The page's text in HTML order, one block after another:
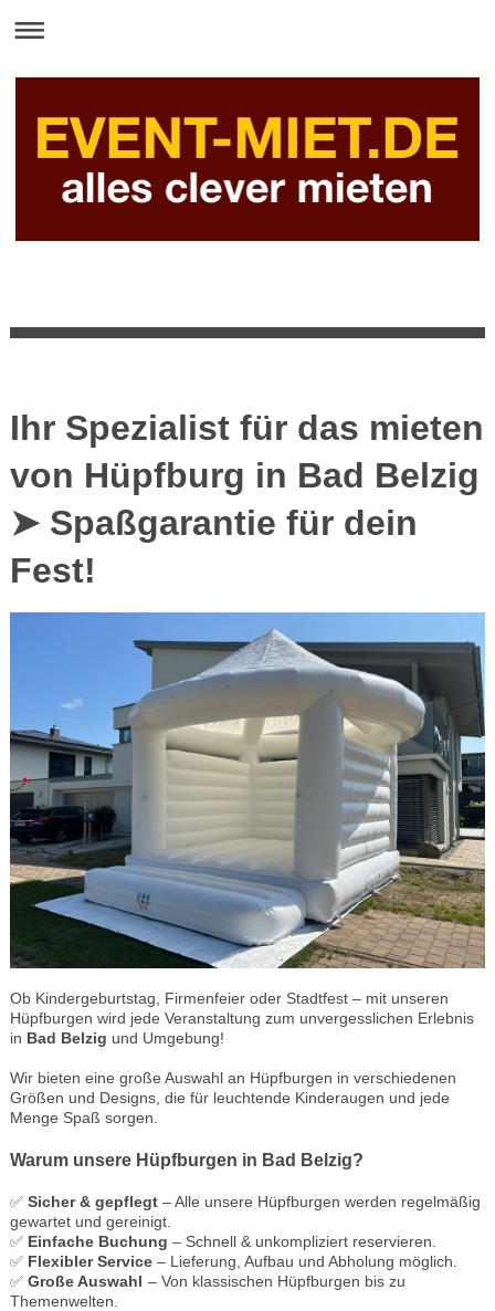
Ihr Spezialist für das mieten
von Hüpfburg in Bad Belzig
➤ Spaßgarantie für dein
Fest!
Ob Kindergeburtstag, Firmenfeier oder Stadtfest – mit unseren
Hüpfburgen wird jede Veranstaltung zum unvergesslichen Erlebnis
in Bad Belzig und Umgebung!
Wir bieten eine große Auswahl an Hüpfburgen in verschiedenen
Größen und Designs, die für leuchtende Kinderaugen und jede
Menge Spaß sorgen.
Warum unsere Hüpfburgen in Bad Belzig?
✅ Sicher & gepflegt– Alle unsere Hüpfburgen werden regelmäßig
gewartet und gereinigt.
✅ Einfache Buchung – Schnell & unkompliziert reservieren.
✅ Flexibler Service– Lieferung, Aufbau und Abholung möglich.
✅ Große Auswahl – Von klassischen Hüpfburgen bis zu
Themenwelten.